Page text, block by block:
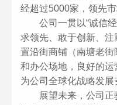
经超过5000家，领先市
公司一贯以“诚信
求领先、敢于创新、
置沿街商铺（南塘老
和办公场地，良好的运
为公司全球化战略发展
展望未来，公司